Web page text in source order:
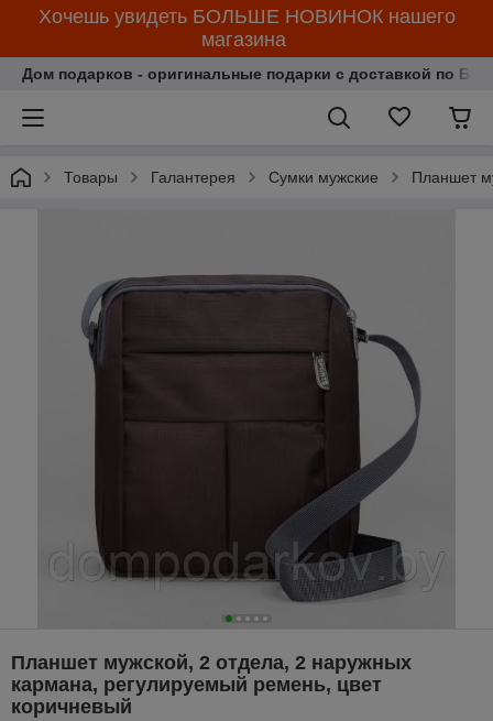
Хочешь увидеть БОЛЬШЕ НОВИНОК нашего
магазина
Дом подарков - оригинальные подарки с доставкой по
Товары Галантерея Сумки мужские Планшет
Планшет мужской, 2 отдела, 2 наружных
кармана, регулируемый ремень, цвет
коричневый